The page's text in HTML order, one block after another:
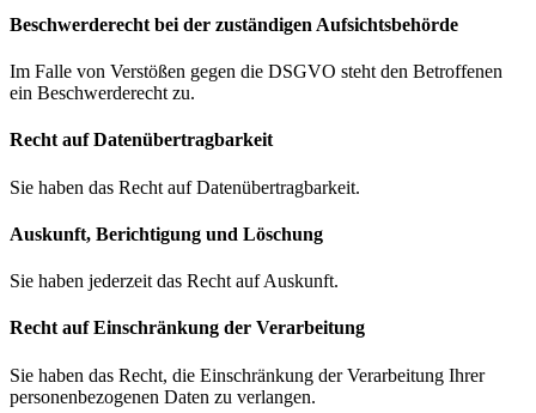
Beschwerde­recht bei der zuständigen Aufsichts­behörde
Im Falle von Verstößen gegen die DSGVO steht den Betroffenen
ein Beschwerderecht zu.
Recht auf Daten­übertrag­barkeit
Sie haben das Recht auf Datenübertragbarkeit.
Auskunft, Berichtigung und Löschung
Sie haben jederzeit das Recht auf Auskunft.
Recht auf Einschränkung der Verarbeitung
Sie haben das Recht, die Einschränkung der Verarbeitung Ihrer
personenbezogenen Daten zu verlangen.